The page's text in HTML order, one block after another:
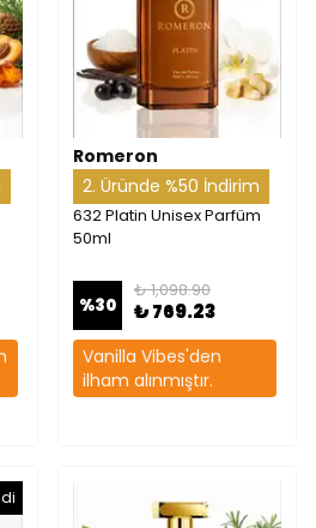
Romeron
2. Üründe %50 İndirim
632 Platin Unisex Parfüm
50ml
%30
₺ 1,098.90
₺ 769.23
Vanilla Vibes'den
ilham alınmıştır.